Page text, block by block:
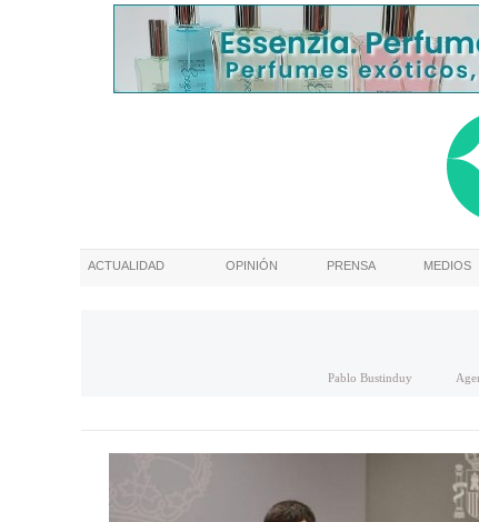
ACTUALIDAD OPINIÓN PRENSA MEDIOS
Pablo Bustinduy